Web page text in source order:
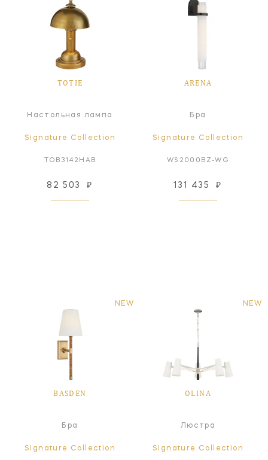
TOTIE
Настольная лампа
Signature Collection
TOB3142HAB
82 503 ₽
ARENA
Бра
Signature Collection
WS2000BZ-WG
131 435 ₽
NEW
BASDEN
Бра
Signature Collection
NEW
OLINA
Люстра
Signature Collection